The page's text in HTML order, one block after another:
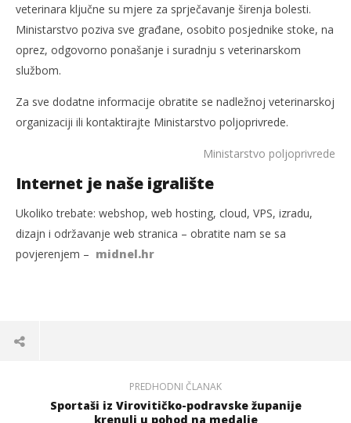
veterinara ključne su mjere za sprječavanje širenja bolesti.
Ministarstvo poziva sve građane, osobito posjednike stoke, na
oprez, odgovorno ponašanje i suradnju s veterinarskom
službom.
Za sve dodatne informacije obratite se nadležnoj veterinarskoj
organizaciji ili kontaktirajte Ministarstvo poljoprivrede.
Ministarstvo poljoprivrede
Internet je naše igralište
Ukoliko trebate: webshop, web hosting, cloud, VPS, izradu,
dizajn i održavanje web stranica – obratite nam se sa
povjerenjem – midnel.hr
PREDHODNI ČLANAK
Sportaši iz Virovitičko-podravske županije
krenuli u pohod na medalje